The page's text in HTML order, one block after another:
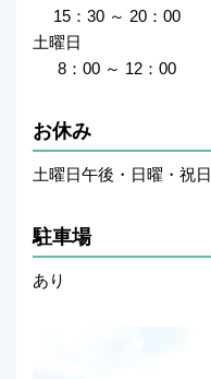
15：30 ～ 20：00
土曜日
8：00 ～ 12：00
お休み
土曜日午後・日曜・祝日
駐車場
あり